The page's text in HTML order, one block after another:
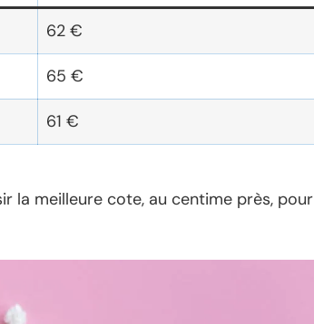
62 €
65 €
61 €
la meilleure cote, au centime près, pour